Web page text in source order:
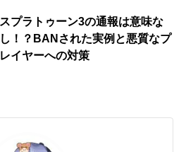
スプラトゥーン3の通報は意味な
し！？BANされた実例と悪質なプ
レイヤーへの対策